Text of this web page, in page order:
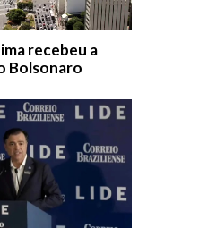
recebeu a
Bolsonaro